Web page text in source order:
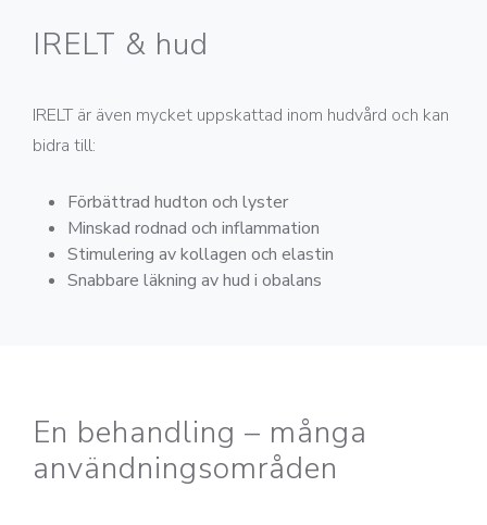
IRELT & hud
IRELT är även mycket uppskattad inom hudvård och kan
bidra till:
Förbättrad hudton och lyster
Minskad rodnad och inflammation
Stimulering av kollagen och elastin
Snabbare läkning av hud i obalans
En behandling – många
användningsområden